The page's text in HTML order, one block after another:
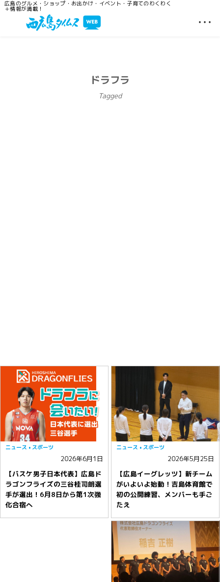
広島のグルメ・ショップ・お出かけ・イベント・子育てのわくわく
＋情報が満載！
…
ドラフラ
Tagged
2026年6月1日
【バスケ男子日本代表】広島ド
ラゴンフライズの三谷桂司朗選
手が選出！6月8日から第1次強
化合宿へ
ニュース スポーツ
2026年5月25日
【広島イーグレッツ】新チーム
がいよいよ始動！吉島体育館で
初の公開練習、メンバーも手ご
たえ
ニュース スポーツ